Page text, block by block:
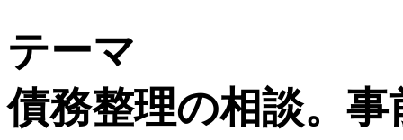
テーマ
債務整理の相談。